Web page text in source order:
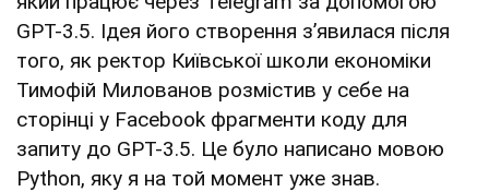
GPT-3.5. Ідея його створення з’явилася після
того, як ректор Київської школи економіки
Тимофій Милованов розмістив у себе на
сторінці у Facebook фрагменти коду для
запиту до GPT-3.5. Це було написано мовою
Python, яку я на той момент уже знав.